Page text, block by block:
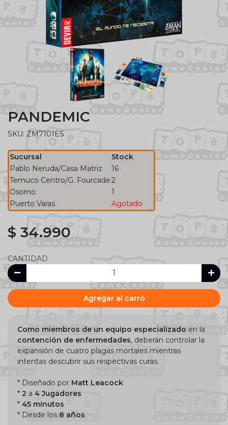
PANDEMIC
SKU: ZM7101ES
Sucursal
Stock
Pablo Neruda/Casa Matriz
16
Temuco Centro/G. Fourcade2
Osorno
1
Puerto Varas
Agotado
$ 34.990
CANTIDAD
Agregar al carro
Como miembros de un equipo especializado en la
contención de enfermedades, deberán controlar la
expansión de cuatro plagas mortales mientras
intentas descubrir sus respectivas curas.
* Diseñado por Matt Leacock
* 2 a 4 Jugadores
* 45 minutos
* Desde los 8 años